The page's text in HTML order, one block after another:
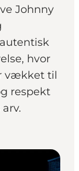
Johnny
hvor
vækket til
respekt